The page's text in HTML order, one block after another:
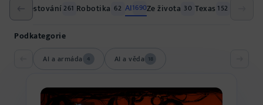
26 Cestování 261 Robotika 62 AI1690Ze života 30 Texas 152
Podkategorie
AI a armáda 4 AI a věda 18